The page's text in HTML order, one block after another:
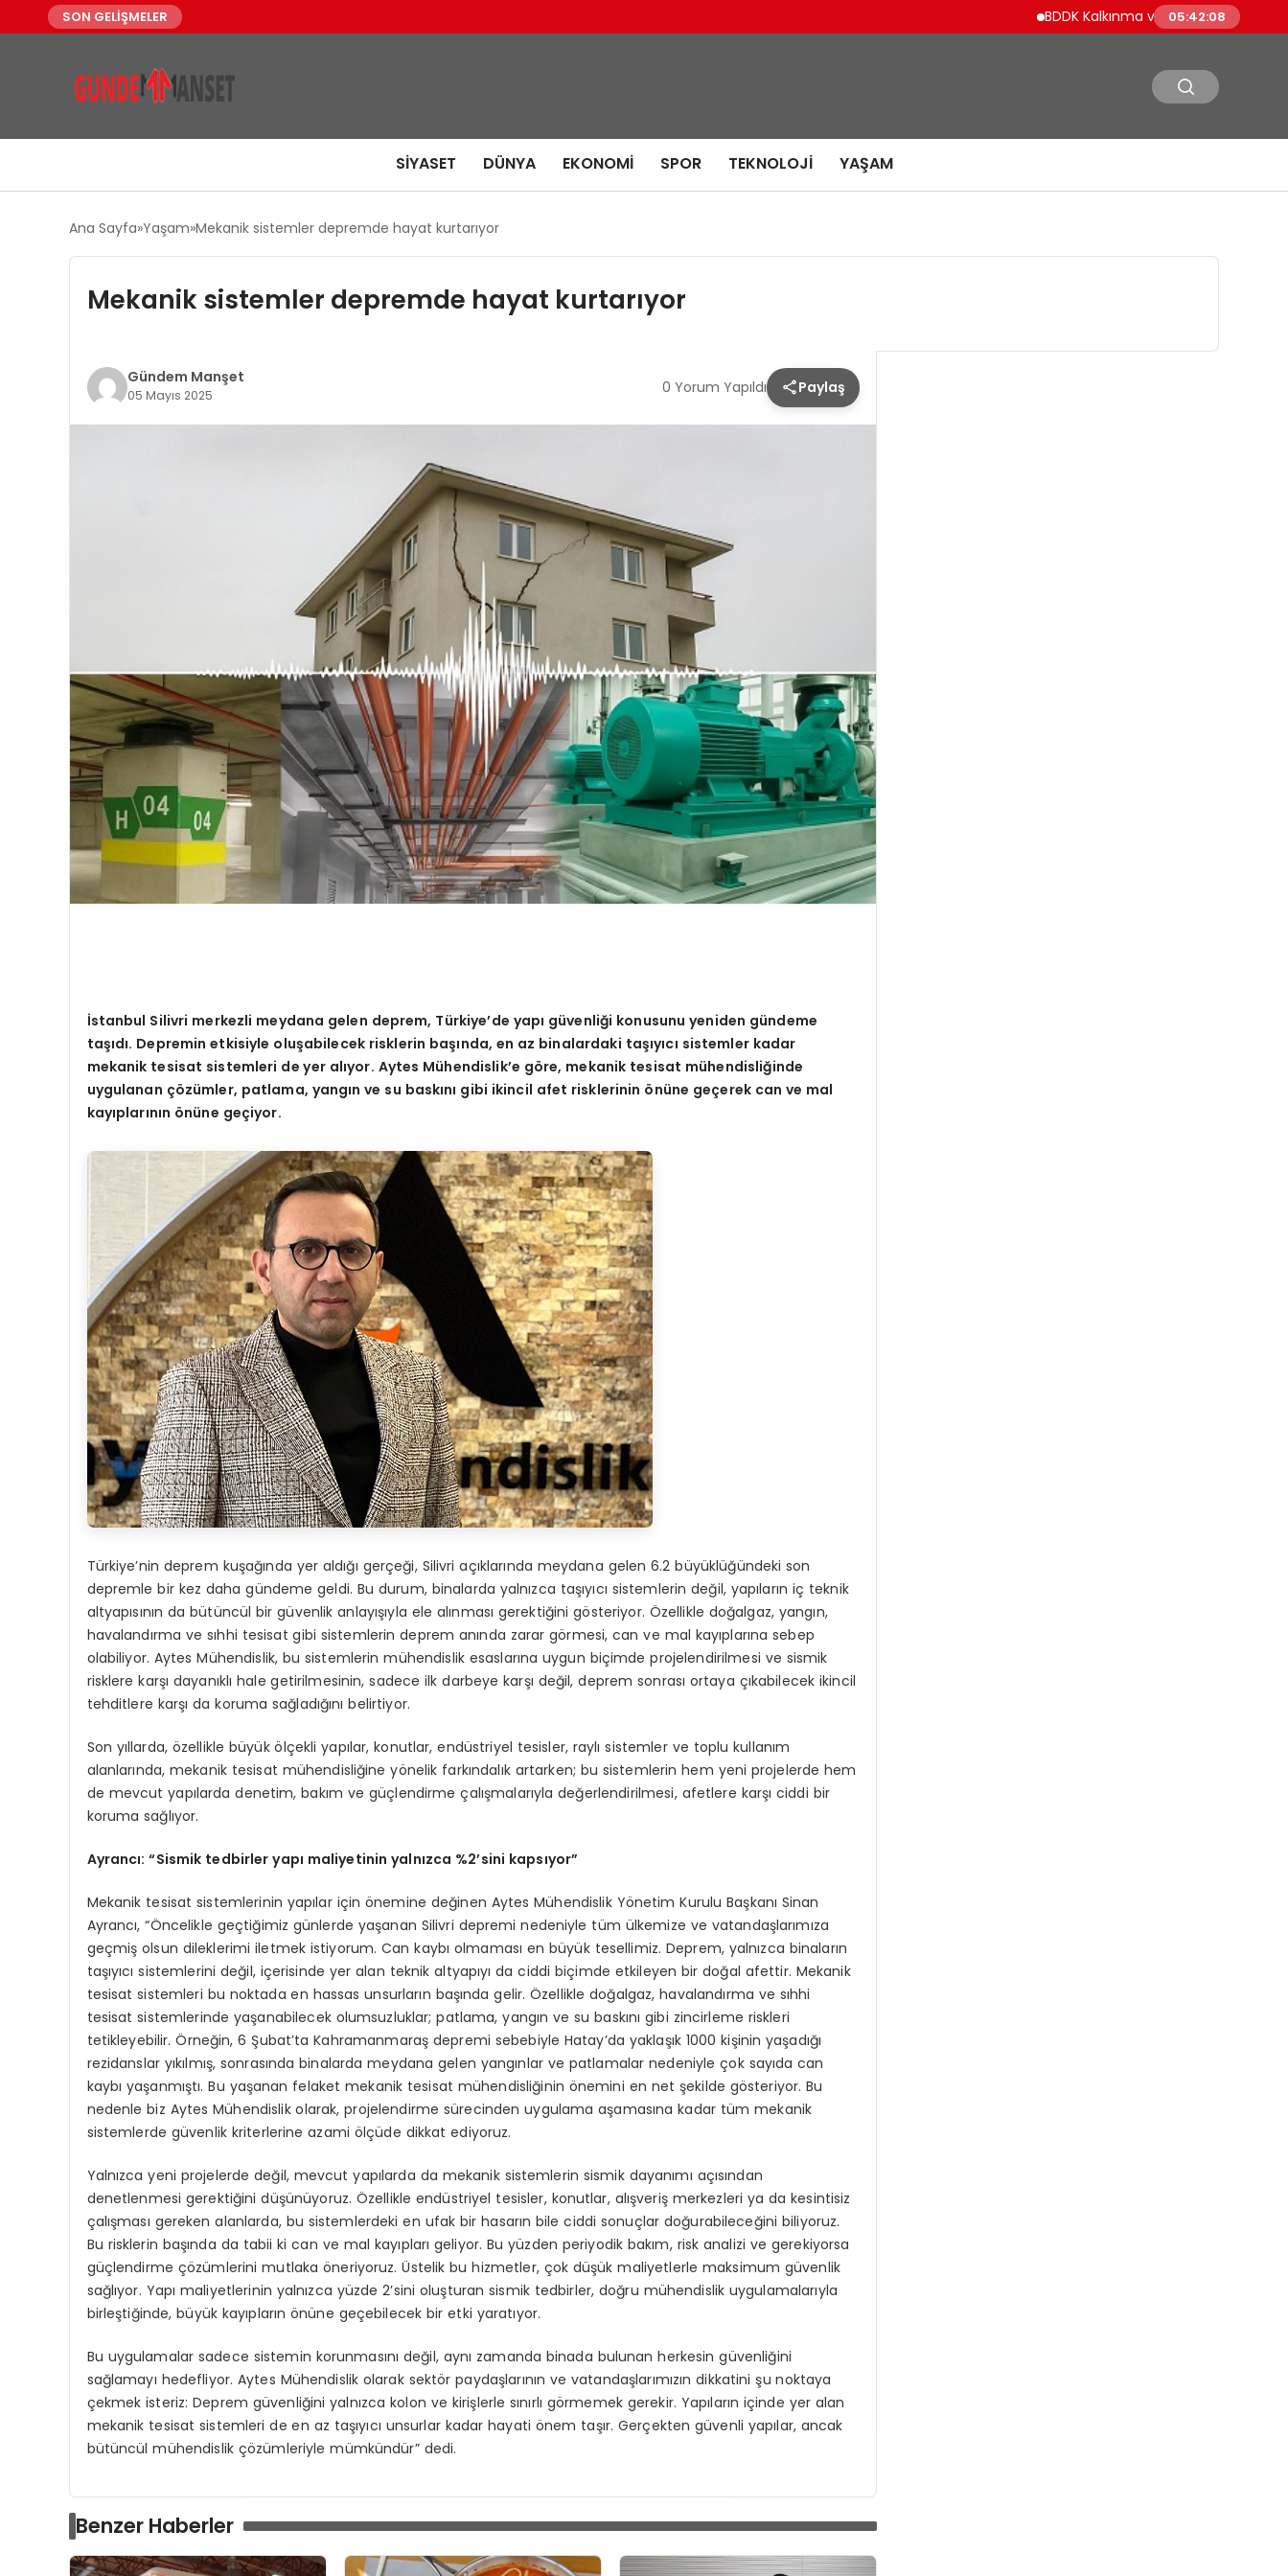
SON GELİŞMELER BDDK Kalkınma ve Yatırım Bankalarına Yeni
05:42:09
SIYASET DÜNYA EKONOMI SPOR TEKNOLOJI YAŞAM
Ana Sayfa Yaşam Mekanik sistemler depremde hayat kurtarıyor
Mekanik sistemler depremde hayat kurtarıyor
Gündem Manşet
05 Mayıs 2025 0 Yorum Yapıldı Paylaş
İstanbul Silivri merkezli meydana gelen deprem, Türkiye’de yapı güvenliği konusunu yeniden gündeme
taşıdı. Depremin etkisiyle oluşabilecek risklerin başında, en az binalardaki taşıyıcı sistemler kadar
mekanik tesisat sistemleri de yer alıyor. Aytes Mühendislik’e göre, mekanik tesisat mühendisliğinde
uygulanan çözümler, patlama, yangın ve su baskını gibi ikincil afet risklerinin önüne geçerek can ve mal
kayıplarının önüne geçiyor.
Türkiye’nin deprem kuşağında yer aldığı gerçeği, Silivri açıklarında meydana gelen 6.2 büyüklüğündeki son
depremle bir kez daha gündeme geldi. Bu durum, binalarda yalnızca taşıyıcı sistemlerin değil, yapıların iç teknik
altyapısının da bütüncül bir güvenlik anlayışıyla ele alınması gerektiğini gösteriyor. Özellikle doğalgaz, yangın,
havalandırma ve sıhhi tesisat gibi sistemlerin deprem anında zarar görmesi, can ve mal kayıplarına sebep
olabiliyor. Aytes Mühendislik, bu sistemlerin mühendislik esaslarına uygun biçimde projelendirilmesi ve sismik
risklere karşı dayanıklı hale getirilmesinin, sadece ilk darbeye karşı değil, deprem sonrası ortaya çıkabilecek ikincil
tehditlere karşı da koruma sağladığını belirtiyor.
Son yıllarda, özellikle büyük ölçekli yapılar, konutlar, endüstriyel tesisler, raylı sistemler ve toplu kullanım
alanlarında, mekanik tesisat mühendisliğine yönelik farkındalık artarken; bu sistemlerin hem yeni projelerde hem
de mevcut yapılarda denetim, bakım ve güçlendirme çalışmalarıyla değerlendirilmesi, afetlere karşı ciddi bir
koruma sağlıyor.
Ayrancı:“Sismik tedbirler yapı maliyetinin yalnızca %2’sini kapsıyor”
Mekanik tesisat sistemlerinin yapılar için önemine değinen Aytes Mühendislik Yönetim Kurulu Başkanı Sinan
Ayrancı, “Öncelikle geçtiğimiz günlerde yaşanan Silivri depremi nedeniyle tüm ülkemize ve vatandaşlarımıza
geçmiş olsun dileklerimi iletmek istiyorum. Can kaybı olmaması en büyük tesellimiz. Deprem, yalnızca binaların
taşıyıcı sistemlerini değil, içerisinde yer alan teknik altyapıyı da ciddi biçimde etkileyen bir doğal afettir. Mekanik
tesisat sistemleri bu noktada en hassas unsurların başında gelir. Özellikle doğalgaz, havalandırma ve sıhhi
tesisat sistemlerinde yaşanabilecek olumsuzluklar; patlama, yangın ve su baskını gibi zincirleme riskleri
tetikleyebilir. Örneğin, 6 Şubat’ta Kahramanmaraş depremi sebebiyle Hatay’da yaklaşık 1000 kişinin yaşadığı
rezidanslar yıkılmış, sonrasında binalarda meydana gelen yangınlar ve patlamalar nedeniyle çok sayıda can
kaybı yaşanmıştı. Bu yaşanan felaket mekanik tesisat mühendisliğinin önemini en net şekilde gösteriyor. Bu
nedenle biz Aytes Mühendislik olarak, projelendirme sürecinden uygulama aşamasına kadar tüm mekanik
sistemlerde güvenlik kriterlerine azami ölçüde dikkat ediyoruz.
Yalnızca yeni projelerde değil, mevcut yapılarda da mekanik sistemlerin sismik dayanımı açısından
denetlenmesi gerektiğini düşünüyoruz. Özellikle endüstriyel tesisler, konutlar, alışveriş merkezleri ya da kesintisiz
çalışması gereken alanlarda, bu sistemlerdeki en ufak bir hasarın bile ciddi sonuçlar doğurabileceğini biliyoruz.
Bu risklerin başında da tabii ki can ve mal kayıpları geliyor. Bu yüzden periyodik bakım, risk analizi ve gerekiyorsa
güçlendirme çözümlerini mutlaka öneriyoruz. Üstelik bu hizmetler, çok düşük maliyetlerle maksimum güvenlik
sağlıyor. Yapı maliyetlerinin yalnızca yüzde 2’sini oluşturan sismik tedbirler, doğru mühendislik uygulamalarıyla
birleştiğinde, büyük kayıpların önüne geçebilecek bir etki yaratıyor.
Bu uygulamalar sadece sistemin korunmasını değil, aynı zamanda binada bulunan herkesin güvenliğini
sağlamayı hedefliyor. Aytes Mühendislik olarak sektör paydaşlarının ve vatandaşlarımızın dikkatini şu noktaya
çekmek isteriz: Deprem güvenliğini yalnızca kolon ve kirişlerle sınırlı görmemek gerekir. Yapıların içinde yer alan
mekanik tesisat sistemleri de en az taşıyıcı unsurlar kadar hayati önem taşır. Gerçekten güvenli yapılar, ancak
bütüncül mühendislik çözümleriyle mümkündür” dedi.
Benzer Haberler